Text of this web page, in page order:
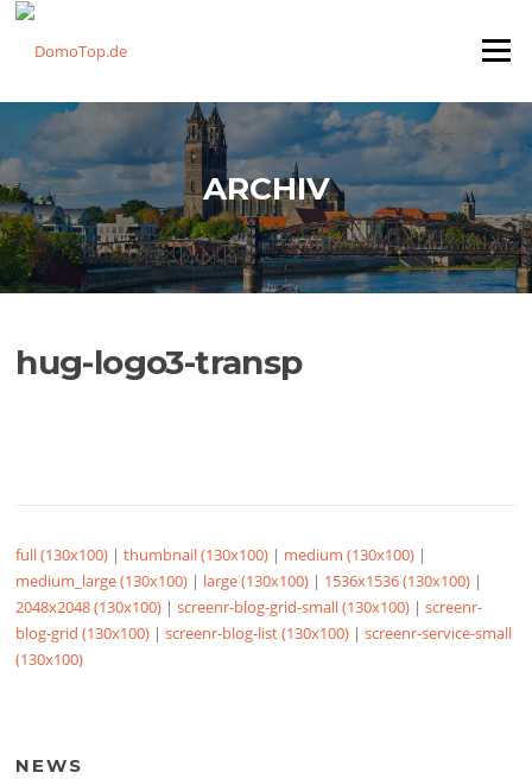
Zum
springen
Menü
ARCHIV
hug-logo3-transp
full (130x100) |thumbnail (130x100) | medium (130x100) |
medium_large (130x100) | large (130x100) | 1536x1536 (130x100) |
2048x2048 (130x100) |screenr-blog-grid-small (130x100) |screenr-
blog-grid (130x100) |screenr-blog-list (130x100) |screenr-service-small
(130x100)
NEWS